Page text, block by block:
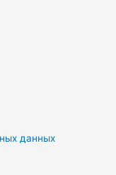
данных